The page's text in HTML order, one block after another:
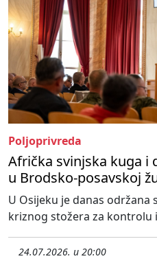
Poljoprivreda
Afrička svinjska kuga i
u Brodsko-posavskoj
U Osijeku je danas održana
kriznog stožera za kontrolu
24.07.2026. u 20:00